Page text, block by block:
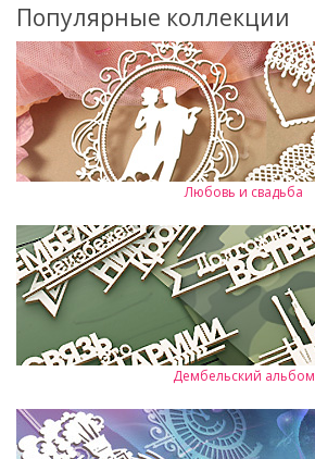
Популярные коллекции
Любовь и свадьба
Дембельский альбом